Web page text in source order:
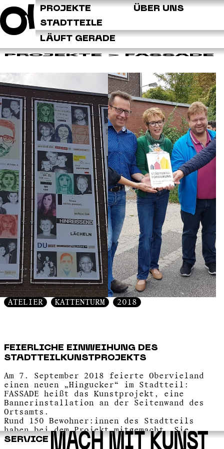
ÜBER UNS
PROJEKTE
STADTTEILE
LÄUFT GERADE
SERVICE
PROJEKTE > FASSADE
ATELIER KATTENTURM 2018
FEIERLICHE EINWEIHUNG DES
STADTTEILKUNSTPROJEKTS
Am 7. September 2018 feierte Obervieland
einen neuen „Hingucker“ im Stadtteil:
FASSADE heißt das Kunstprojekt, eine
Bannerinstallation an der Seitenwand des
Ortsamts.
Rund 150 Bewohner:innen des Stadtteils
haben bei dem Projekt mitgemacht. Sie
entwarfen Texte, erlernten die Technik der